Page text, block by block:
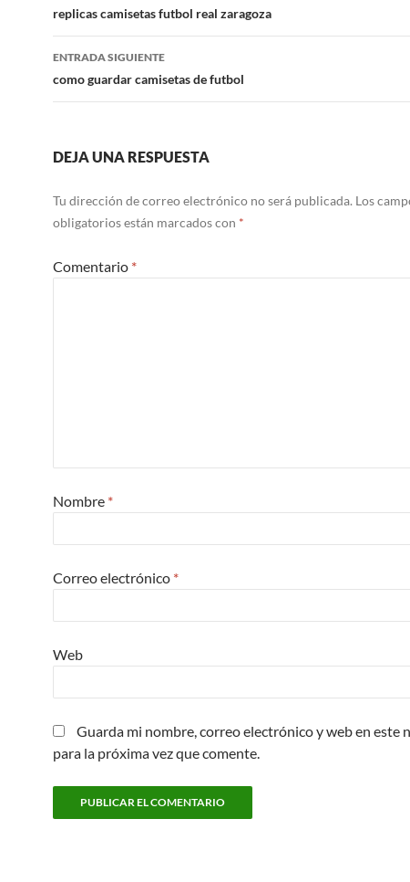
de
entradas
replicas camisetas futbol real zaragoza
ENTRADA SIGUIENTE
como guardar camisetas de futbol
DEJA UNA RESPUESTA
Tu dirección de correo electrónico no será publicada. Los
obligatorios están marcados con *
Comentario *
Nombre *
Correo electrónico *
Web
Guarda mi nombre, correo electrónico y web en este
para la próxima vez que comente.